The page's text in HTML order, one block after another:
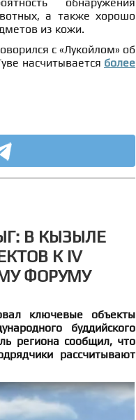
а также хорошо
из кожи.
с «Лукойлом» об
насчитывается более
В КЫЗЫЛЕ
К IV
ФОРУМУ
ключевые объекты
буддийского
региона сообщил, что
рассчитывают